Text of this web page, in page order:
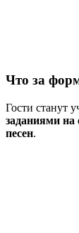
Что за
Гости станут
заданиями на
песен.